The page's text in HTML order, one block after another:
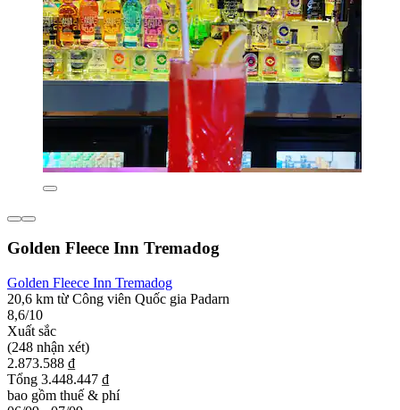
Golden Fleece Inn Tremadog
Golden Fleece Inn Tremadog
20,6 km từ Công viên Quốc gia Padarn
8,6/10
Xuất sắc
(248 nhận xét)
2.873.588 ₫
Tổng 3.448.447 ₫
bao gồm thuế & phí